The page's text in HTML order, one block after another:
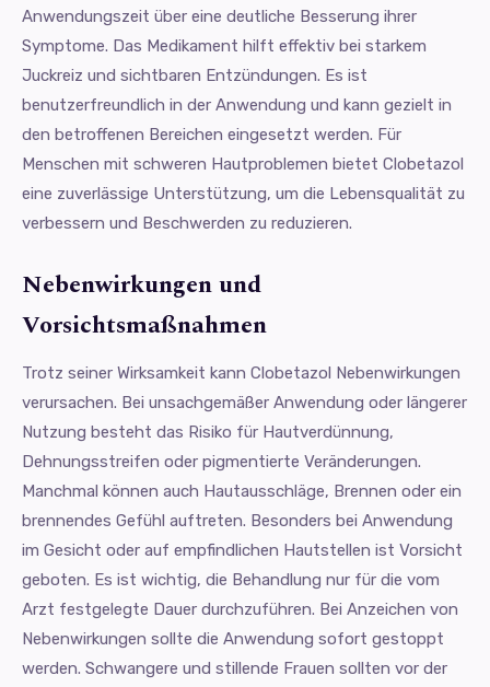
Anwendungszeit über eine deutliche Besserung ihrer
Symptome. Das Medikament hilft effektiv bei starkem
Juckreiz und sichtbaren Entzündungen. Es ist
benutzerfreundlich in der Anwendung und kann gezielt in
den betroffenen Bereichen eingesetzt werden. Für
Menschen mit schweren Hautproblemen bietet Clobetazol
eine zuverlässige Unterstützung, um die Lebensqualität zu
verbessern und Beschwerden zu reduzieren.
Nebenwirkungen und
Vorsichtsmaßnahmen
Trotz seiner Wirksamkeit kann Clobetazol Nebenwirkungen
verursachen. Bei unsachgemäßer Anwendung oder längerer
Nutzung besteht das Risiko für Hautverdünnung,
Dehnungsstreifen oder pigmentierte Veränderungen.
Manchmal können auch Hautausschläge, Brennen oder ein
brennendes Gefühl auftreten. Besonders bei Anwendung
im Gesicht oder auf empfindlichen Hautstellen ist Vorsicht
geboten. Es ist wichtig, die Behandlung nur für die vom
Arzt festgelegte Dauer durchzuführen. Bei Anzeichen von
Nebenwirkungen sollte die Anwendung sofort gestoppt
werden. Schwangere und stillende Frauen sollten vor der